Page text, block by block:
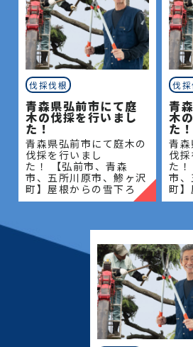
伐採伐根
青森県弘前市にて庭
木の伐採を行いまし
た！
青森県弘前市にて庭木の
伐採を行いまし
た！ 【弘前市、青森
市、五所川原市、鯵ヶ沢
町】屋根からの雪下ろ
し・除雪・排雪などの作
定・草刈りなどのお庭の
こと、造園・
伐
青
木
た！
青
伐
た
市
町
し
定・
こと